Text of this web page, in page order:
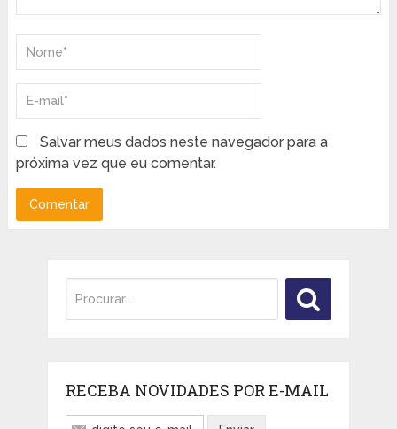
Salvar meus dados neste navegador para a
próxima vez que eu comentar.
RECEBA NOVIDADES POR E-MAIL